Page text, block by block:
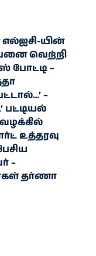
எல்ஐசி-​யின்
வெற்றி
போட்டி –
–
பட்டியல்
உத்தரவு
–
தர்ணா